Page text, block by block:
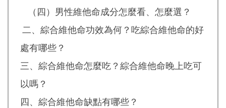
（四）男性維他命成分怎麼看、怎麼選？
二、綜合維他命功效為何？吃綜合維他命的好
處有哪些？
三、綜合維他命怎麼吃？綜合維他命晚上吃可
以嗎？
四、綜合維他命缺點有哪些？